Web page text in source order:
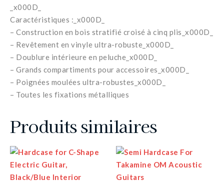
_x000D_
Caractéristiques :_x000D_
– Construction en bois stratifié croisé à cinq plis_x000D_
– Revêtement en vinyle ultra-robuste_x000D_
– Doublure intérieure en peluche_x000D_
– Grands compartiments pour accessoires_x000D_
– Poignées moulées ultra-robustes_x000D_
– Toutes les fixations métalliques
Produits similaires